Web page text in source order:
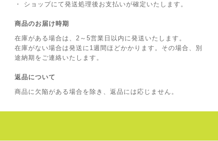
・ ショップにて発送処理後お支払いが確定いたします。
商品のお届け時期
在庫がある場合は、2～5営業日以内に発送いたします。
在庫がない場合は発送に1週間ほどかかります。その場合、別
途納期をご連絡いたします。
返品について
商品に欠陥がある場合を除き、返品には応じません。